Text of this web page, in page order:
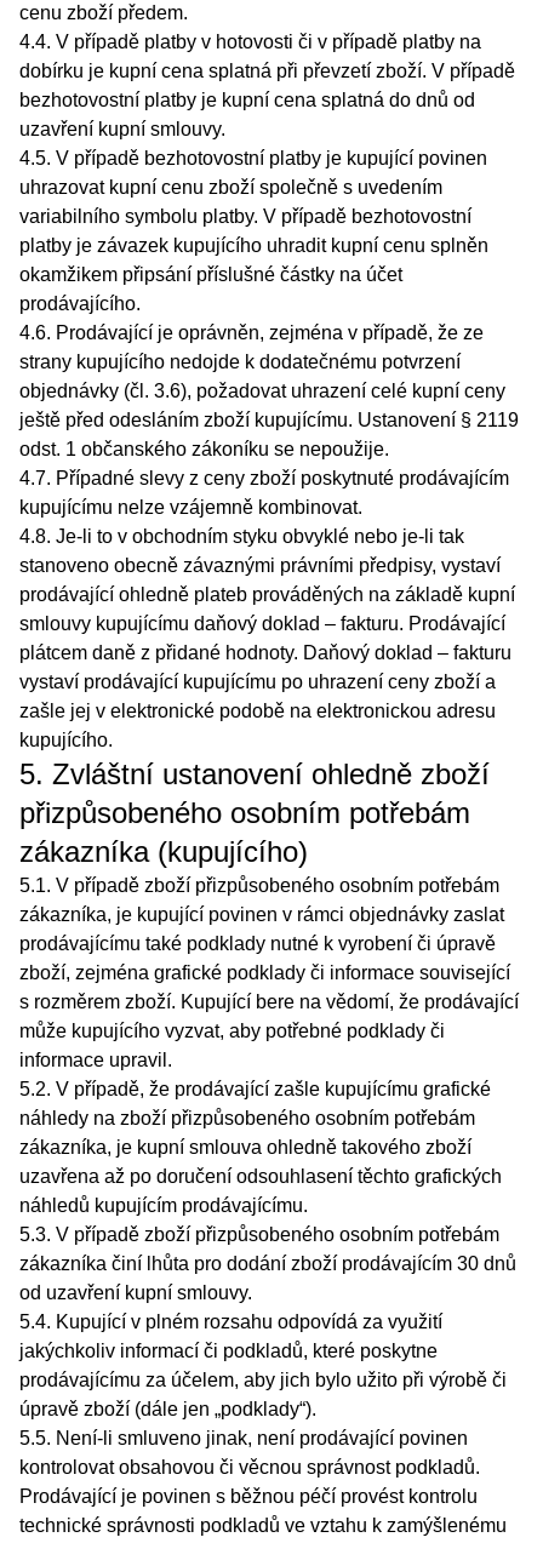
cenu zboží předem.
4.4. V případě platby v hotovosti či v případě platby na
dobírku je kupní cena splatná při převzetí zboží. V případě
bezhotovostní platby je kupní cena splatná do dnů od
uzavření kupní smlouvy.
4.5. V případě bezhotovostní platby je kupující povinen
uhrazovat kupní cenu zboží společně s uvedením
variabilního symbolu platby. V případě bezhotovostní
platby je závazek kupujícího uhradit kupní cenu splněn
okamžikem připsání příslušné částky na účet
prodávajícího.
4.6. Prodávající je oprávněn, zejména v případě, že ze
strany kupujícího nedojde k dodatečnému potvrzení
objednávky (čl. 3.6), požadovat uhrazení celé kupní ceny
ještě před odesláním zboží kupujícímu. Ustanovení § 2119
odst. 1 občanského zákoníku se nepoužije.
4.7. Případné slevy z ceny zboží poskytnuté prodávajícím
kupujícímu nelze vzájemně kombinovat.
4.8. Je-li to v obchodním styku obvyklé nebo je-li tak
stanoveno obecně závaznými právními předpisy, vystaví
prodávající ohledně plateb prováděných na základě kupní
smlouvy kupujícímu daňový doklad – fakturu. Prodávající
plátcem daně z přidané hodnoty. Daňový doklad – fakturu
vystaví prodávající kupujícímu po uhrazení ceny zboží a
zašle jej v elektronické podobě na elektronickou adresu
kupujícího.
5. Zvláštní ustanovení ohledně zboží
přizpůsobeného osobním potřebám
zákazníka (kupujícího)
5.1. V případě zboží přizpůsobeného osobním potřebám
zákazníka, je kupující povinen v rámci objednávky zaslat
prodávajícímu také podklady nutné k vyrobení či úpravě
zboží, zejména grafické podklady či informace související
s rozměrem zboží. Kupující bere na vědomí, že prodávající
může kupujícího vyzvat, aby potřebné podklady či
informace upravil.
5.2. V případě, že prodávající zašle kupujícímu grafické
náhledy na zboží přizpůsobeného osobním potřebám
zákazníka, je kupní smlouva ohledně takového zboží
uzavřena až po doručení odsouhlasení těchto grafických
náhledů kupujícím prodávajícímu.
5.3. V případě zboží přizpůsobeného osobním potřebám
zákazníka činí lhůta pro dodání zboží prodávajícím 30 dnů
od uzavření kupní smlouvy.
5.4. Kupující v plném rozsahu odpovídá za využití
jakýchkoliv informací či podkladů, které poskytne
prodávajícímu za účelem, aby jich bylo užito při výrobě či
úpravě zboží (dále jen „podklady“).
5.5. Není-li smluveno jinak, není prodávající povinen
kontrolovat obsahovou či věcnou správnost podkladů.
Prodávající je povinen s běžnou péčí provést kontrolu
technické správnosti podkladů ve vztahu k zamýšlenému